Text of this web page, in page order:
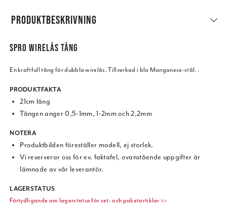
PRODUKTBESKRIVNING
SPRO WIRELÅS TÅNG
En kraftfull tång för dubbla wirelås. Tillverkad i bla Manganese-stål. .
PRODUKTFAKTA
21cm lång
Tången anger 0,5-1mm, 1-2mm och 2,2mm
NOTERA
Produktbilden föreställer modell, ej storlek.
Vi reserverar oss för ev. faktafel, ovanstående uppgifter är
lämnade av vår leverantör.
LAGERSTATUS
Förtydligande om lagerstatus för set- och paketartiklar >>